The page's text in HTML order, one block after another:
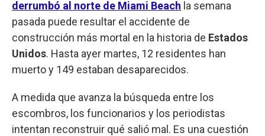
derrumbó al norte de Miami Beach la semana
pasada puede resultar el accidente de
construcción más mortal en la historia de Estados
Unidos. Hasta ayer martes, 12 residentes han
muerto y 149 estaban desaparecidos.
A medida que avanza la búsqueda entre los
escombros, los funcionarios y los periodistas
intentan reconstruir qué salió mal. Es una cuestión